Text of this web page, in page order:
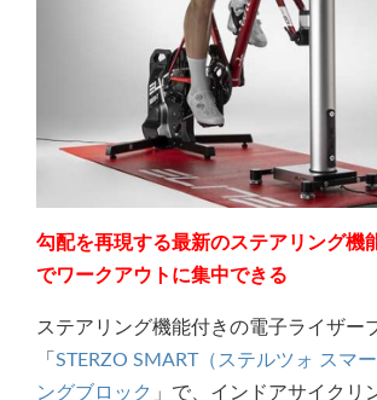
勾配を再現する最新のステアリング機
でワークアウトに集中できる
ステアリング機能付きの電子ライザー
「 STERZO SMART（ステルツォ スマ
ングブロック 」で、インドアサイクリ